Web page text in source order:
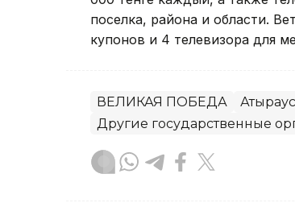
поселка, района и области.
купонов и 4 телевизора для
ВЕЛИКАЯ ПОБЕДА
Другие государственные